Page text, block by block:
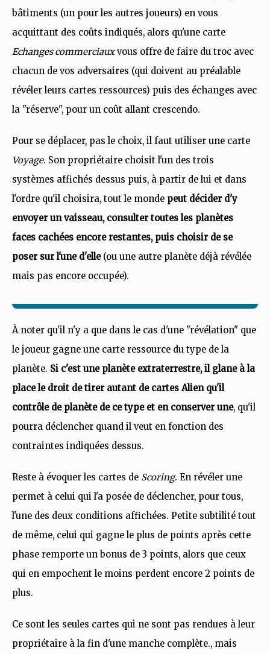
bâtiments (un pour les autres joueurs) en vous
acquittant des coûts indiqués, alors qu'une carte
Echanges commerciauxvous offre de faire du troc avec
chacun de vos adversaires (qui doivent au préalable
révéler leurs cartes ressources) puis des échanges avec
la "réserve", pour un coût allant crescendo.
Pour se déplacer, pas le choix, il faut utiliser une carte
Voyage. Son propriétaire choisit l'un des trois
systèmes affichés dessus puis, à partir de lui et dans
l'ordre qu'il choisira, tout le monde peut décider d'y
envoyer un vaisseau, consulter toutes les planètes
faces cachées encore restantes, puis choisir de se
poser sur l'une d'elle(ou une autre planète déjà révélée
mais pas encore occupée).
À noter qu'il n'y a que dans le cas d'une "révélation" que
le joueur gagne une carte ressource du type de la
planète. Si c'est une planète extraterrestre, il glane à la
place le droit de tirer autant de cartes Alien qu'il
contrôle de planète de ce type et en conserver une, qu'il
pourra déclencher quand il veut en fonction des
contraintes indiquées dessus.
Reste à évoquer les cartes de Scoring. En révéler une
permet à celui qui l'a posée de déclencher, pour tous,
l'une des deux conditions affichées. Petite subtilité tout
de même, celui qui gagne le plus de points après cette
phase remporte un bonus de 3 points, alors que ceux
qui en empochent le moins perdent encore 2 points de
plus.
Ce sont les seules cartes qui ne sont pas rendues à leur
propriétaire à la fin d'une manche complète., mais